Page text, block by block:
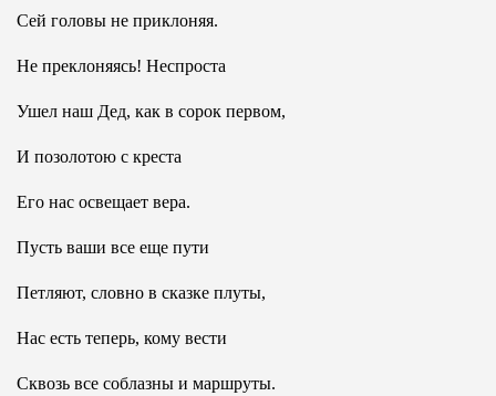
Сей головы не приклоняя.
Не преклоняясь! Неспроста
Ушел наш Дед, как в сорок первом,
И позолотою с креста
Его нас освещает вера.
Пусть ваши все еще пути
Петляют, словно в сказке плуты,
Нас есть теперь, кому вести
Сквозь все соблазны и маршруты.